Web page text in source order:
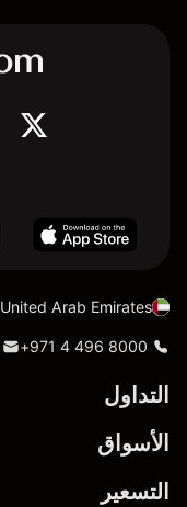
United Arab Emirates
+971 4 496 8000
التداول
الأسواق
التسعير